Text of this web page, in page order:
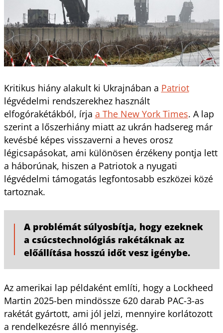
Kritikus hiány alakult ki Ukrajnában a Patriot
légvédelmi rendszerekhez használt
elfogórakétákból, írja a The New York Times. A lap
szerint a lőszerhiány miatt az ukrán hadsereg már
kevésbé képes visszaverni a heves orosz
légicsapásokat, ami különösen érzékeny pontja lett
a háborúnak, hiszen a Patriotok a nyugati
légvédelmi támogatás legfontosabb eszközei közé
tartoznak.
A problémát súlyosbítja, hogy ezeknek
a csúcstechnológiás rakétáknak az
előállítása hosszú időt vesz igénybe.
Az amerikai lap példaként említi, hogy a Lockheed
Martin 2025-ben mindössze 620 darab PAC-3-as
rakétát gyártott, ami jól jelzi, mennyire korlátozott
a rendelkezésre álló mennyiség.